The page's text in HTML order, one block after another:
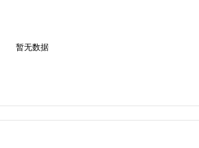
暂无数据